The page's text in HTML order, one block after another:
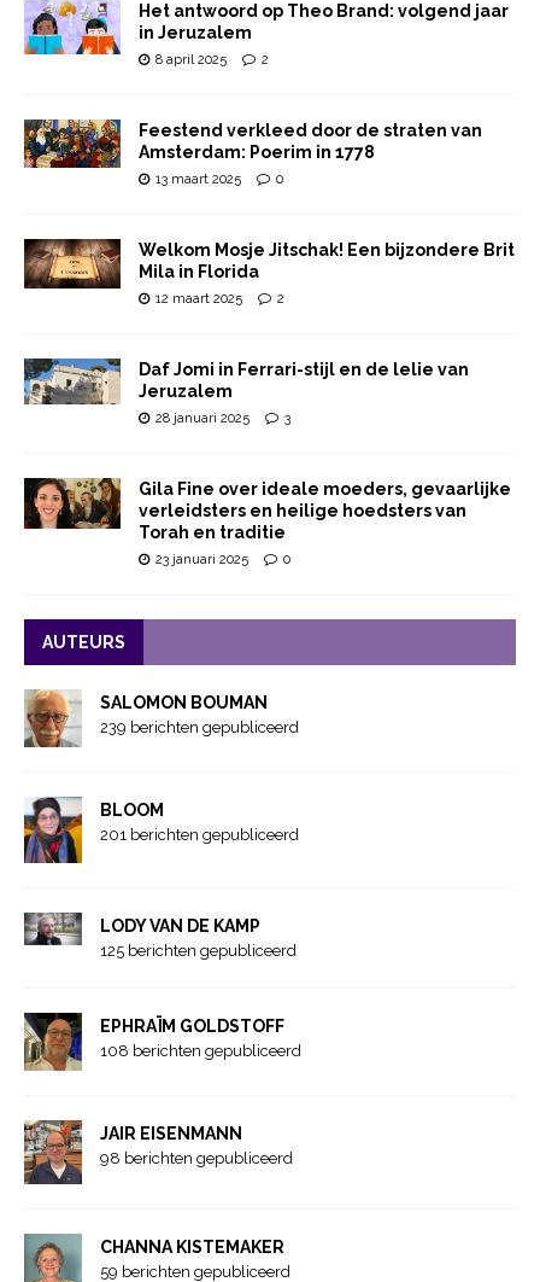
Het antwoord op Theo Brand: volgend jaar
in Jeruzalem
8 april 2025 2
Feestend verkleed door de straten van
Amsterdam: Poerim in 1778
13 maart 2025 0
Welkom Mosje Jitschak! Een bijzondere Brit
Mila in Florida
12 maart 2025 2
Daf Jomi in Ferrari-stijl en de lelie van
Jeruzalem
28 januari 2025 3
Gila Fine over ideale moeders, gevaarlijke
verleidsters en heilige hoedsters van
Torah en traditie
23 januari 2025 0
AUTEURS
SALOMON BOUMAN
239 berichten gepubliceerd
BLOOM
201 berichten gepubliceerd
LODY VAN DE KAMP
125 berichten gepubliceerd
EPHRAÏM GOLDSTOFF
108 berichten gepubliceerd
JAIR EISENMANN
98 berichten gepubliceerd
CHANNA KISTEMAKER
59 berichten gepubliceerd